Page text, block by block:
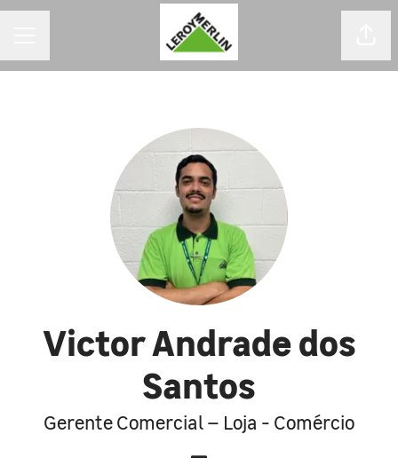
Victor Andrade dos
Santos
Gerente Comercial – Loja - Comércio